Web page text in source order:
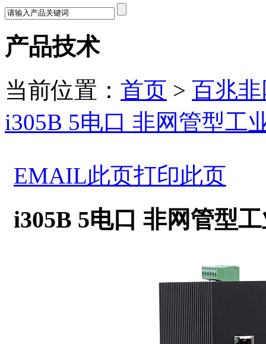
产品技术
当前位置： 首页 > 百兆
i305B 5电口 非网管型工
EMAIL此页打印此页
i305B 5电口 非网管型